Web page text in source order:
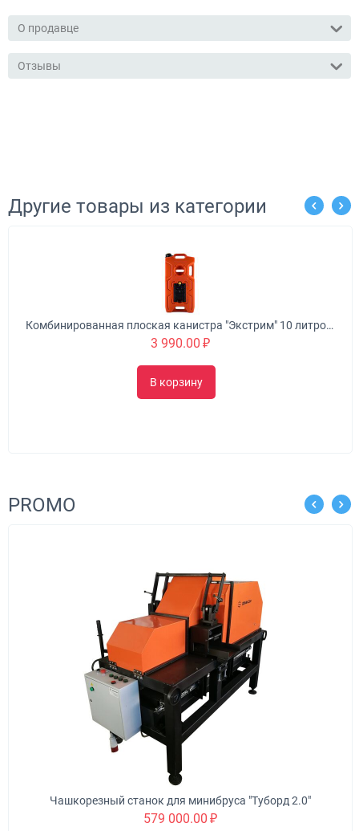
О продавце
Отзывы
Другие товары из категории
Комбинированная плоская канистра "Экстрим" 10 литров "3 в 1" красная
3 990.00 ₽
В корзину
PROMO
Чашкорезный станок для минибруса "Туборд 2.0"
579 000.00 ₽